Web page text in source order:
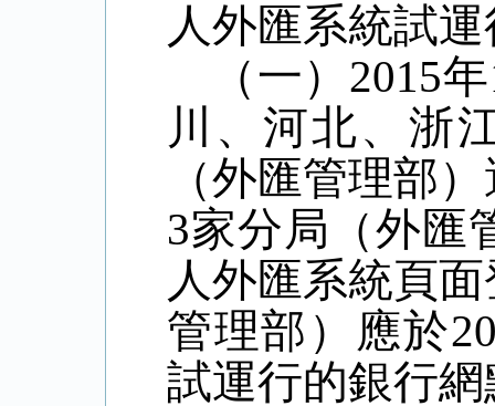
人外匯系統試
（一）2015
川、河北、浙
（外匯管理部
3家分局（外匯
人外匯系統頁
管理部）應於
試運行的銀行